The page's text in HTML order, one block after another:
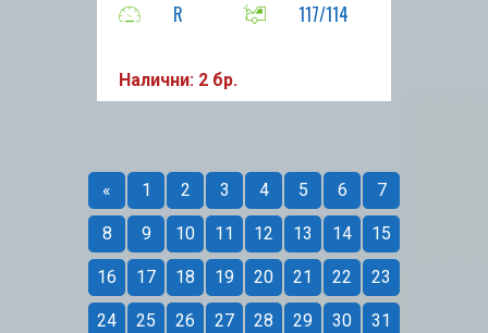
R
117/114
Налични: 2 бр.
« 1 2 3 4 5 6 7
8 9 10 11 12 13 14 15
16 17 18 19 20 21 22 23
24 25 26 27 28 29 30 31